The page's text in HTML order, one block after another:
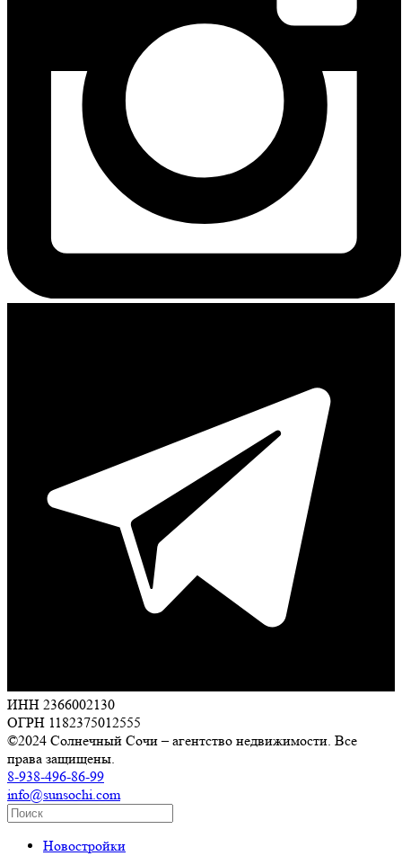
ИНН 2366002130
ОГРН 1182375012555
©2024 Солнечный Сочи – агентство недвижимости. Все
права защищены.
8-938-496-86-99
info@sunsochi.com
Новостройки